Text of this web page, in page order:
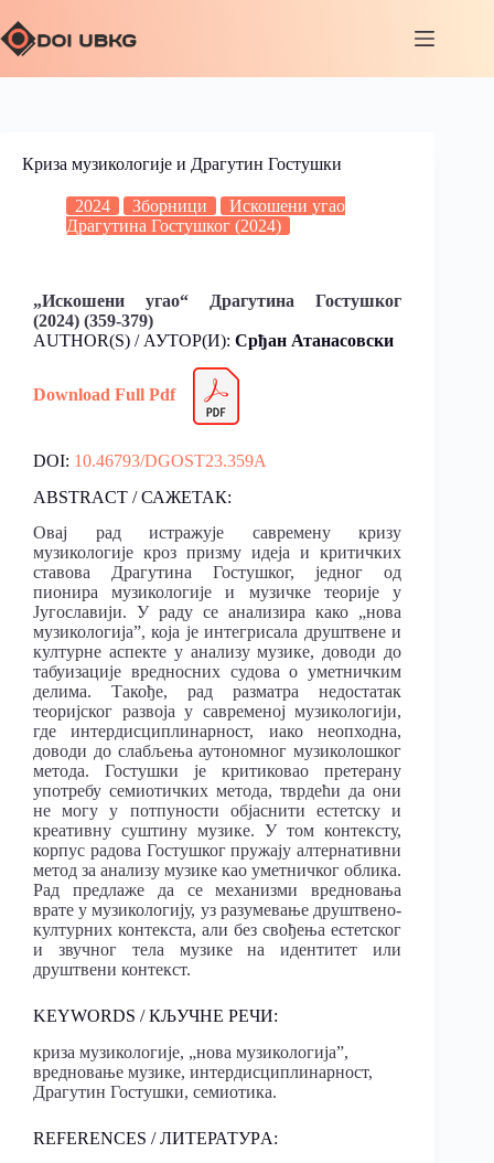
Криза музикологије и Драгутин Гостушки
2024 Зборници
Искошени угао
Драгутина Гостушког (2024)
„Искошени угао“ Драгутина Гостушког
(2024) (359-379)
AUTHOR(S) / АУТОР(И): Срђан Атанасовски
Download Full Pdf
DOI: 10.46793/DGOST23.359A
ABSTRACT / САЖЕТАК:
Овај рад истражује савремену кризу
музикологије кроз призму идеја и критичких
ставова Драгутина Гостушког, једног од
пионира музикологије и музичке теорије у
Југославији. У раду се анализира како „нова
музикологија”, која је интегрисала друштвене и
културне аспекте у анализу музике, доводи до
табуизације вредносних судова о уметничким
делима. Такође, рад разматра недостатак
теоријског развоја у савременој музикологији,
где интердисциплинарност, иако неопходна,
доводи до слабљења аутономног музиколошког
метода. Гостушки је критиковао претерану
употребу семиотичких метода, тврдећи да они
не могу у потпуности објаснити естетску и
креативну суштину музике. У том контексту,
корпус радова Гостушког пружају алтернативни
метод за анализу музике као уметничког облика.
Рад предлаже да се механизми вредновања
врате у музикологију, уз разумевање друштвено-
културних контекста, али без свођења естетског
и звучног тела музике на идентитет или
друштвени контекст.
KEYWORDS / КЉУЧНЕ РЕЧИ:
криза музикологије, „нова музикологија”,
вредновање музике, интердисциплинарност,
Драгутин Гостушки, семиотика.
REFERENCES / ЛИТЕРАТУРA: